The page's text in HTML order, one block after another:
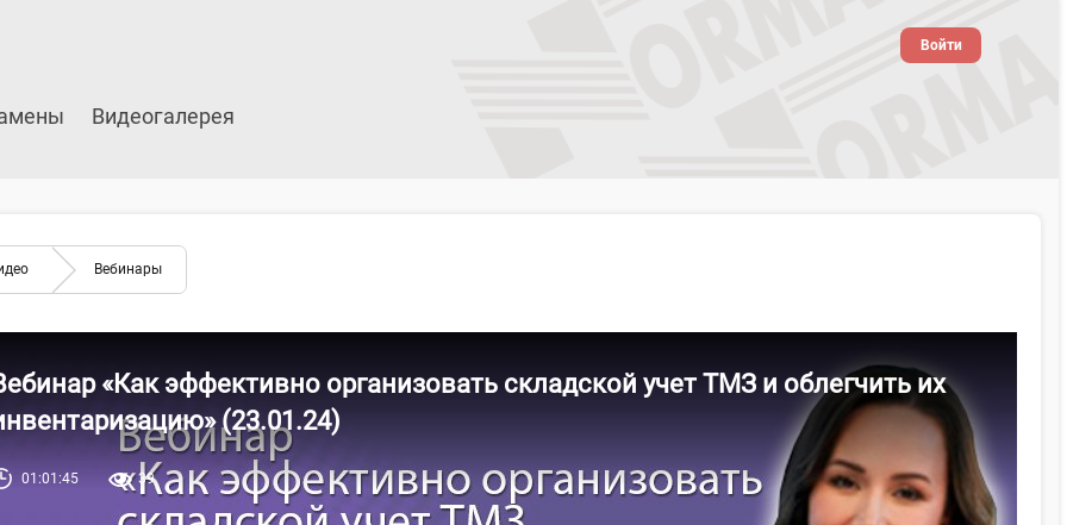
Видеогалерея
Войти
Вебинары
«Как эффективно организовать складской учет ТМЗ и облегчить их
(23.01.24)
01:01:45 39